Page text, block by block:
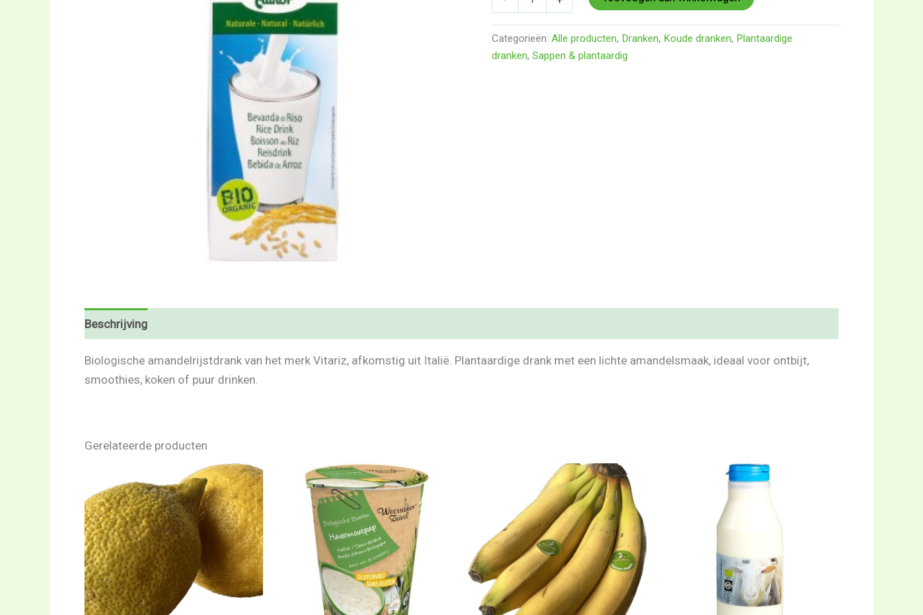
Categorieën: Alle producten, Dranken, Koude dranken, Plantaardige
dranken, Sappen & plantaardig
Beschrijving
Biologische amandelrijstdrank van het merk Vitariz, afkomstig uit Italië. Plantaardige drank met een lichte amandelsmaak, ideaal voor ontbijt,
smoothies, koken of puur drinken.
Gerelateerde producten